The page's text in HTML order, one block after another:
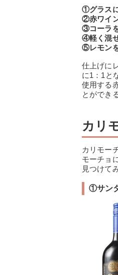
①グラス
②赤ワイ
③コーラ
④軽く混
⑤レモン
仕上げに
に1：1と
使用する
とができ
カリ
カリモー
モーチョ
見つけて
①サン